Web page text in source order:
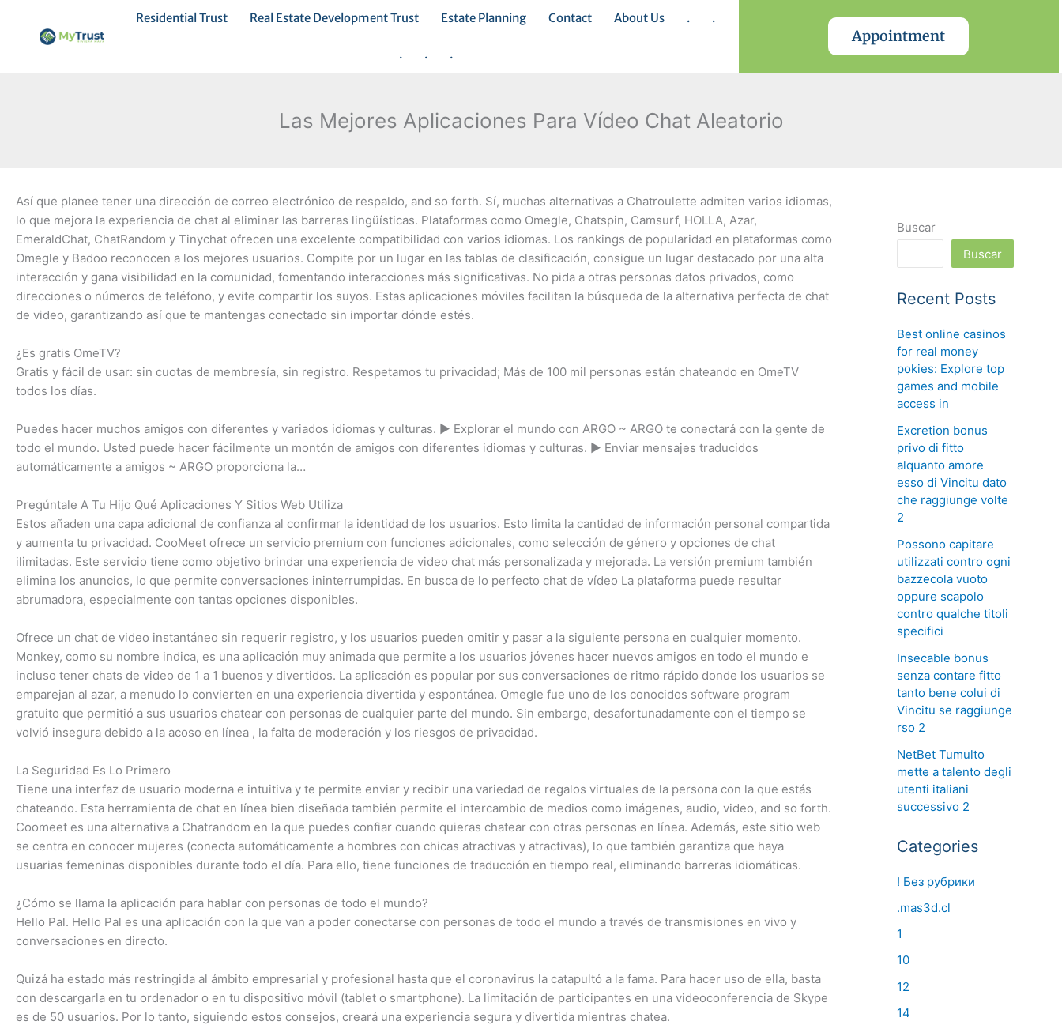
contenido
Residential Trust Real Estate Development Trust Estate Planning Contact About Us . .
. . .
Appointment
Las Mejores Aplicaciones Para Vídeo Chat Aleatorio
Así que planee tener una dirección de correo electrónico de respaldo, and so forth. Sí, muchas alternativas a Chatroulette admiten varios idiomas,
lo que mejora la experiencia de chat al eliminar las barreras lingüísticas. Plataformas como Omegle, Chatspin, Camsurf, HOLLA, Azar,
EmeraldChat, ChatRandom y Tinychat ofrecen una excelente compatibilidad con varios idiomas. Los rankings de popularidad en plataformas como
Omegle y Badoo reconocen a los mejores usuarios. Compite por un lugar en las tablas de clasificación, consigue un lugar destacado por una alta
interacción y gana visibilidad en la comunidad, fomentando interacciones más significativas. No pida a otras personas datos privados, como
direcciones o números de teléfono, y evite compartir los suyos. Estas aplicaciones móviles facilitan la búsqueda de la alternativa perfecta de chat
de video, garantizando así que te mantengas conectado sin importar dónde estés.
¿Es gratis OmeTV?
Gratis y fácil de usar: sin cuotas de membresía, sin registro. Respetamos tu privacidad; Más de 100 mil personas están chateando en OmeTV
todos los días.
Puedes hacer muchos amigos con diferentes y variados idiomas y culturas. ▶ Explorar el mundo con ARGO ~ ARGO te conectará con la gente de
todo el mundo. Usted puede hacer fácilmente un montón de amigos con diferentes idiomas y culturas. ▶ Enviar mensajes traducidos
automáticamente a amigos ~ ARGO proporciona la…
Pregúntale A Tu Hijo Qué Aplicaciones Y Sitios Web Utiliza
Estos añaden una capa adicional de confianza al confirmar la identidad de los usuarios. Esto limita la cantidad de información personal compartida
y aumenta tu privacidad. CooMeet ofrece un servicio premium con funciones adicionales, como selección de género y opciones de chat
ilimitadas. Este servicio tiene como objetivo brindar una experiencia de video chat más personalizada y mejorada. La versión premium también
elimina los anuncios, lo que permite conversaciones ininterrumpidas. En busca de lo perfecto chat de vídeo La plataforma puede resultar
abrumadora, especialmente con tantas opciones disponibles.
Ofrece un chat de video instantáneo sin requerir registro, y los usuarios pueden omitir y pasar a la siguiente persona en cualquier momento.
Monkey, como su nombre indica, es una aplicación muy animada que permite a los usuarios jóvenes hacer nuevos amigos en todo el mundo e
incluso tener chats de video de 1 a 1 buenos y divertidos. La aplicación es popular por sus conversaciones de ritmo rápido donde los usuarios se
emparejan al azar, a menudo lo convierten en una experiencia divertida y espontánea. Omegle fue uno de los conocidos software program
gratuito que permitió a sus usuarios chatear con personas de cualquier parte del mundo. Sin embargo, desafortunadamente con el tiempo se
volvió insegura debido a la acoso en línea , la falta de moderación y los riesgos de privacidad.
La Seguridad Es Lo Primero
Tiene una interfaz de usuario moderna e intuitiva y te permite enviar y recibir una variedad de regalos virtuales de la persona con la que estás
chateando. Esta herramienta de chat en línea bien diseñada también permite el intercambio de medios como imágenes, audio, video, and so forth.
Coomeet es una alternativa a Chatrandom en la que puedes confiar cuando quieras chatear con otras personas en línea. Además, este sitio web
se centra en conocer mujeres (conecta automáticamente a hombres con chicas atractivas y atractivas), lo que también garantiza que haya
usuarias femeninas disponibles durante todo el día. Para ello, tiene funciones de traducción en tiempo real, eliminando barreras idiomáticas.
¿Cómo se llama la aplicación para hablar con personas de todo el mundo?
Hello Pal. Hello Pal es una aplicación con la que van a poder conectarse con personas de todo el mundo a través de transmisiones en vivo y
conversaciones en directo.
Quizá ha estado más restringida al ámbito empresarial y profesional hasta que el coronavirus la catapultó a la fama. Para hacer uso de ella, basta
con descargarla en tu ordenador o en tu dispositivo móvil (tablet o smartphone). La limitación de participantes en una videoconferencia de Skype
es de 50 usuarios. Por lo tanto, siguiendo estos consejos, creará una experiencia segura y divertida mientras chatea.
Buscar
Buscar
Recent Posts
Best online casinos
for real money
pokies: Explore top
games and mobile
access in
Excretion bonus
privo di fitto
alquanto amore
esso di Vincitu dato
che raggiunge volte
2
Possono capitare
utilizzati contro ogni
bazzecola vuoto
oppure scapolo
contro qualche titoli
specifici
Insecable bonus
senza contare fitto
tanto bene colui di
Vincitu se raggiunge
rso 2
NetBet Tumulto
mette a talento degli
utenti italiani
successivo 2
Categories
! Без рубрики
.mas3d.cl
1
10
12
14